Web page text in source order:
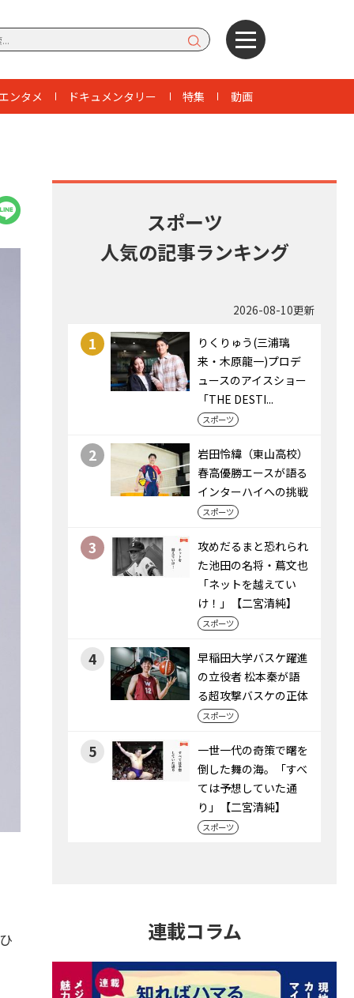
ンタメ ドキュメンタリー 特集 動画
スポーツ
人気の記事ランキング
2026-08-10更新
1
りくりゅう(三浦璃
来・木原龍一)プロデ
ュースのアイスショー
「THE DESTI...
スポーツ
2
岩田怜緯（東山高校）
春高優勝エースが語る
インターハイへの挑戦
スポーツ
3
攻めだるまと恐れられ
た池田の名将・蔦文也
「ネットを越えてい
け！」【二宮清純】
スポーツ
4
早稲田大学バスケ躍進
の立役者 松本秦が語
る超攻撃バスケの正体
スポーツ
5
一世一代の奇策で曙を
倒した舞の海。「すべ
ては予想していた通
り」【二宮清純】
スポーツ
連載コラム